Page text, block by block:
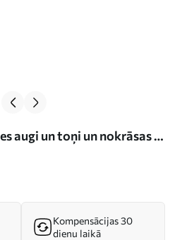
augi un toņi un nokrāsas Nr
Kompensācijas 30
dienu laikā